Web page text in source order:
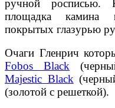
ручной росписью.
площадка камина
покрытых глазурью
Очаги Гленрич
Fobos Black
Majestic Black
(золотой с решеткой).